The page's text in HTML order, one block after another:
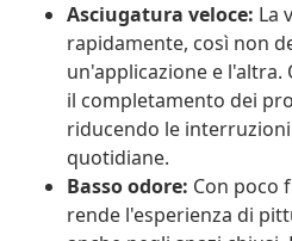
Asciugatura veloce: La
rapidamente, così non
un'applicazione e
il completamento dei
riducendo le
quotidiane.
Basso odore: Con poco
rende l'esperienza di